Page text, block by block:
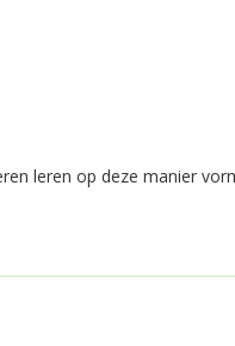
leren op deze manier